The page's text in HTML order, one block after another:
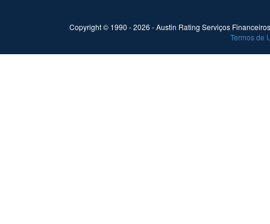
Copyright © 1990 -2026 - Austin Rating Serviços
Termos de